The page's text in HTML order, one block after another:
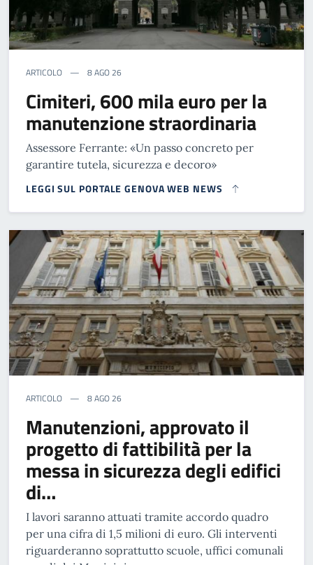
ARTICOLO 8 AGO 26
Cimiteri, 600 mila euro per la
manutenzione straordinaria
Assessore Ferrante: «Un passo concreto per
garantire tutela, sicurezza e decoro»
LEGGI SUL PORTALE GENOVA WEB NEWS
ARTICOLO 8 AGO 26
Manutenzioni, approvato il
progetto di fattibilità per la
messa in sicurezza degli edifici
di…
I lavori saranno attuati tramite accordo quadro
per una cifra di 1,5 milioni di euro. Gli interventi
riguarderanno soprattutto scuole, uffici comunali